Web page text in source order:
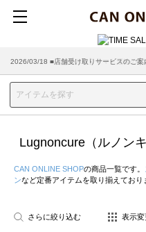
2026/07/29 ■【お知らせ】ヤマト運輸の配
2026/03/18 ■店舗受け取りサービスのご案
Lugnoncure（ルノン
CAN ONLINE SHOPの商品一覧です。
ンなど定番アイテムを取り揃えており
さらに絞り込む 表示変